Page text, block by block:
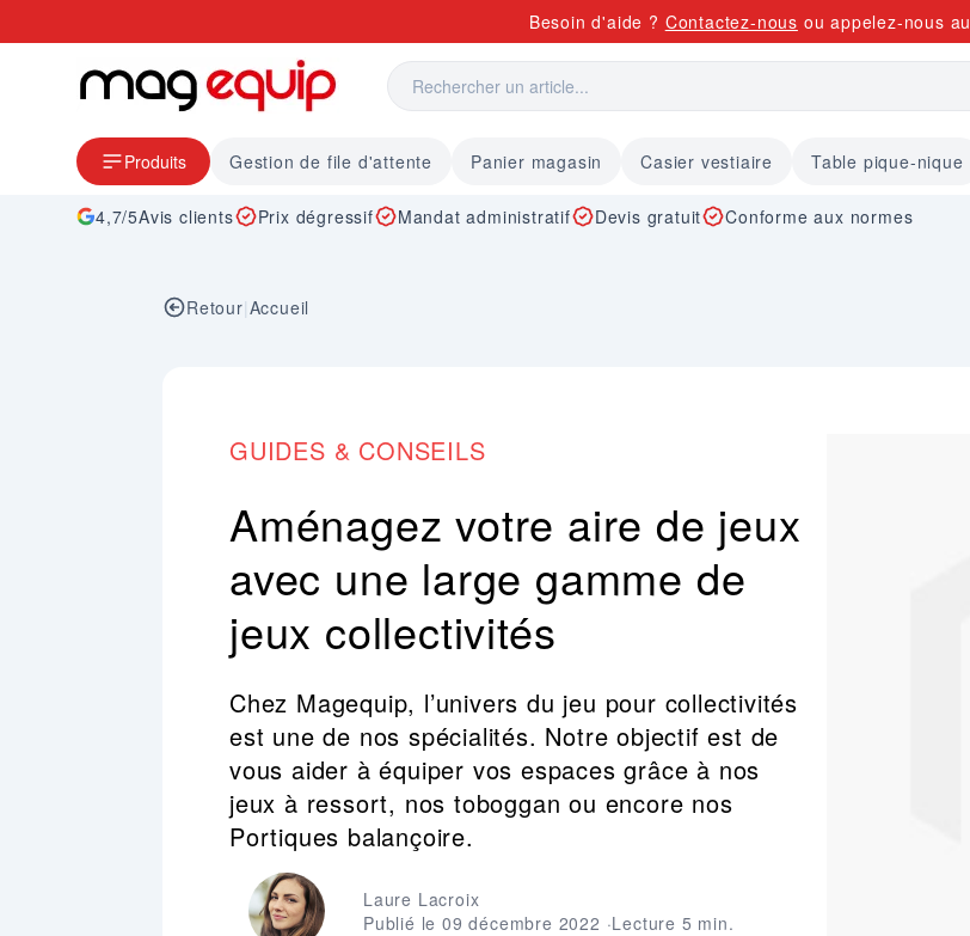
Besoin d'aide ? Contactez-nous ou appelez-nous au
Produits Gestion de file d'attente Panier magasin Casier vestiaire Table pique-nique
4,7/5Avis clients Prix dégressif Mandat administratif Devis gratuit Conforme aux normes
Retour|Accueil
GUIDES & CONSEILS
Aménagez votre aire de jeux
avec une large gamme de
jeux collectivités
Chez Magequip, l’univers du jeu pour collectivités
est une de nos spécialités. Notre objectif est de
vous aider à équiper vos espaces grâce à nos
jeux à ressort, nos toboggan ou encore nos
Portiques balançoire.
Laure Lacroix
Publié le 09 décembre 2022 ·Lecture 5 min.